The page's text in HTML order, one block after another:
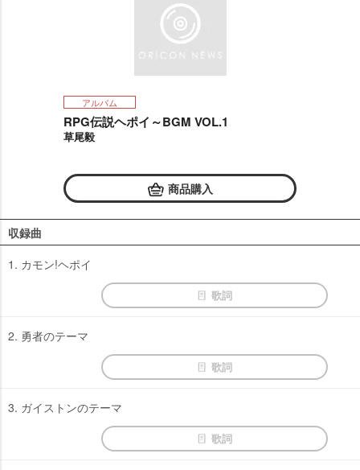
アルバム
RPG伝説ヘポイ～BGM VOL.1
草尾毅
商品購入
収録曲
1. カモン!ヘポイ
歌詞
2. 勇者のテーマ
歌詞
3. ガイストンのテーマ
歌詞